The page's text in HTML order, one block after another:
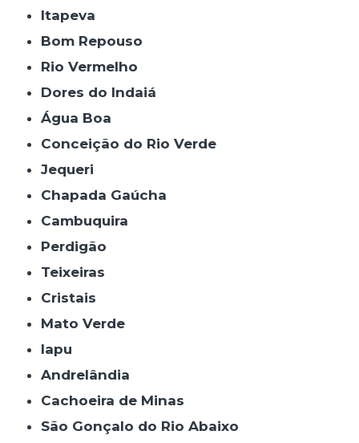
Itapeva
Bom Repouso
Rio Vermelho
Dores do Indaiá
Água Boa
Conceição do Rio Verde
Jequeri
Chapada Gaúcha
Cambuquira
Perdigão
Teixeiras
Cristais
Mato Verde
Iapu
Andrelândia
Cachoeira de Minas
São Gonçalo do Rio Abaixo